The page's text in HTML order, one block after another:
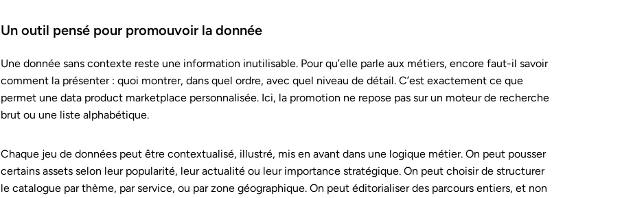
Un outil pensé pour promouvoir la donnée
Une donnée sans contexte reste une information inutilisable. Pour qu’elle parle aux métiers, encore faut-il savoir
comment la présenter : quoi montrer, dans quel ordre, avec quel niveau de détail. C’est exactement ce que
permet une data product marketplace personnalisée. Ici, la promotion ne repose pas sur un moteur de recherche
brut ou une liste alphabétique.
Chaque jeu de données peut être contextualisé, illustré, mis en avant dans une logique métier. On peut pousser
certains assets selon leur popularité, leur actualité ou leur importance stratégique. On peut choisir de structurer
le catalogue par thème, par service, ou par zone géographique. On peut éditorialiser des parcours entiers, et non